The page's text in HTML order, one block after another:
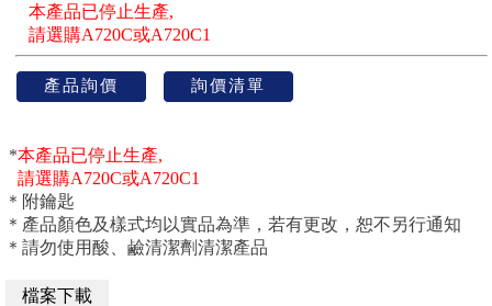
本產品已停止生產,
請選購A720C或A720C1
*本產品已停止生產,
請選購A720C或A720C1
＊附鑰匙
＊產品顏色及樣式均以實品為準， 若有更改，恕不另行通知
＊請勿使用酸、鹼清潔劑清潔產品
檔案下載